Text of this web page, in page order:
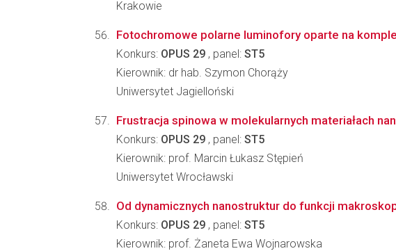
Krakowie
Fotochromowe polarne luminofory oparte na
Konkurs: OPUS 29 , panel: ST5
Kierownik: dr hab. Szymon Chorąży
Uniwersytet Jagielloński
Frustracja spinowa w molekularnych materiałach
Konkurs: OPUS 29 , panel: ST5
Kierownik: prof. Marcin Łukasz Stępień
Uniwersytet Wrocławski
Od dynamicznych nanostruktur do funkcji
Konkurs: OPUS 29 , panel: ST5
Kierownik: prof. Żaneta Ewa Wojnarowska